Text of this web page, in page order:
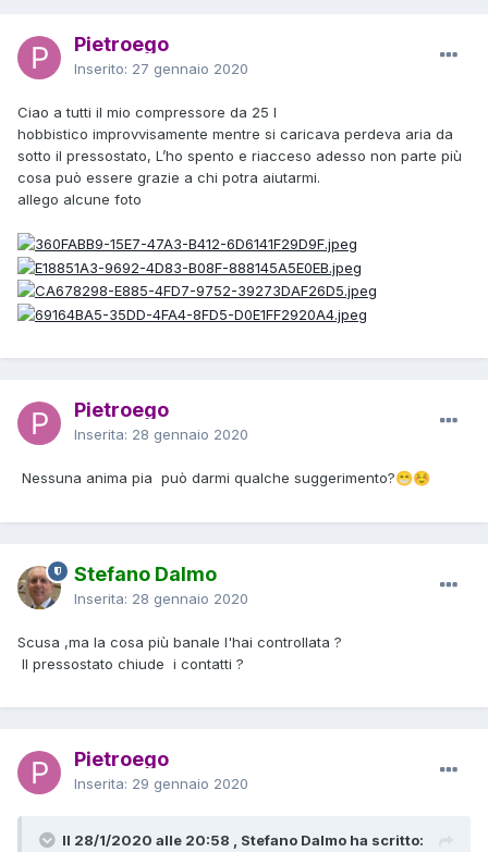
Pietroego
Inserito: 27 gennaio 2020
Ciao a tutti il mio compressore da 25 l
hobbistico improvvisamente mentre si caricava perdeva aria da
sotto il pressostato, L’ho spento e riacceso adesso non parte più
cosa può essere grazie a chi potra aiutarmi.
allego alcune foto
Pietroego
Inserita: 28 gennaio 2020
Nessuna anima pia può darmi qualche suggerimento?😁☺️
Stefano Dalmo
Inserita: 28 gennaio 2020
Scusa ,ma la cosa più banale l'hai controllata ?
Il pressostato chiude i contatti ?
Pietroego
Inserita: 29 gennaio 2020
Il 28/1/2020 alle 20:58 , Stefano Dalmo ha scritto: